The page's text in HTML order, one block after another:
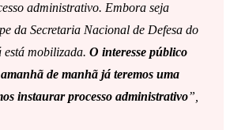
administrativo. Embora seja
da Secretaria Nacional de Defesa do
mobilizada. O interesse público
de manhã já teremos uma
instaurar processo administrativo”,